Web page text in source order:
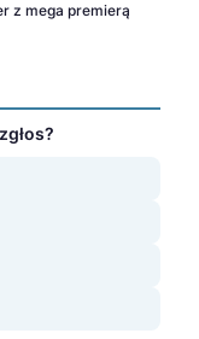
z mega premierą